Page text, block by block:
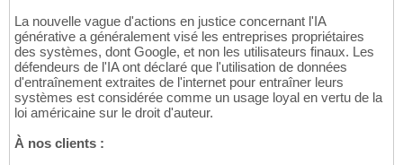
La nouvelle vague d'actions en justice concernant l'IA
générative a généralement visé les entreprises propriétaires
des systèmes, dont Google, et non les utilisateurs finaux. Les
défendeurs de l'IA ont déclaré que l'utilisation de données
d'entraînement extraites de l'internet pour entraîner leurs
systèmes est considérée comme un usage loyal en vertu de la
loi américaine sur le droit d'auteur.
À nos clients :